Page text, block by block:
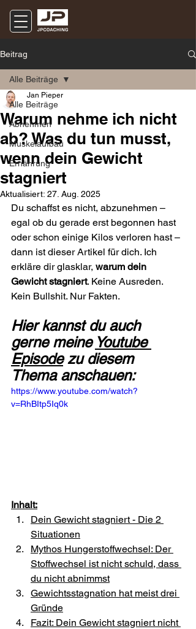
Beitrag
Alle Beiträge
Abnehmen
Muskelaufbau
Ernährung
Alle Beiträge
Warum nehme ich nicht
ab? Was du tun musst,
wenn dein Gewicht
stagniert
Jan Pieper
Aktualisiert: 27. Aug. 2025
Du schaffst es nicht, abzunehmen –
egal ob du gerade erst begonnen hast
oder schon einige Kilos verloren hast –
dann ist dieser Artikel für dich. Ich
erkläre dir glasklar, warum dein
Gewicht stagniert. Keine Ausreden.
Kein Bullshit. Nur Fakten.
Hier kannst du auch
gerne meine Youtube
Episode zu diesem
Thema anschauen:
https://www.youtube.com/watch?
v=RhBItp5Iq0k
Inhalt:
Dein Gewicht stagniert - Die 2
Situationen
Mythos Hungerstoffwechsel: Der
Stoffwechsel ist nicht schuld, dass
du nicht abnimmst
Gewichtsstagnation hat meist drei
Gründe
Fazit: Dein Gewicht stagniert nicht